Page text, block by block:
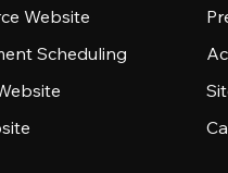
Website
Scheduling